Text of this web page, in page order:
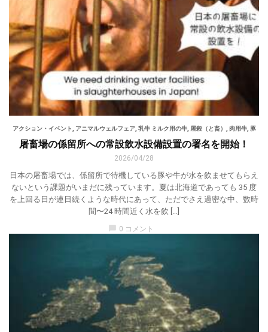
アクション・イベント, アニマルウェルフェア, 乳牛 ミルク用の牛, 屠殺（と畜） , 肉用牛, 豚
屠畜場の係留所への常設飲水設備設置の署名を開始！
2026/04/28
日本の屠畜場では、係留所で待機している豚や牛が水を飲ませてもらえ
ないという課題がいまだに残っています。夏は北海道であっても 35 度
を上回る日が連日続くような時代にあって、ただでさえ過密な中、数時
間〜24 時間近く水を飲 […]
chat_bubble 0 コメント